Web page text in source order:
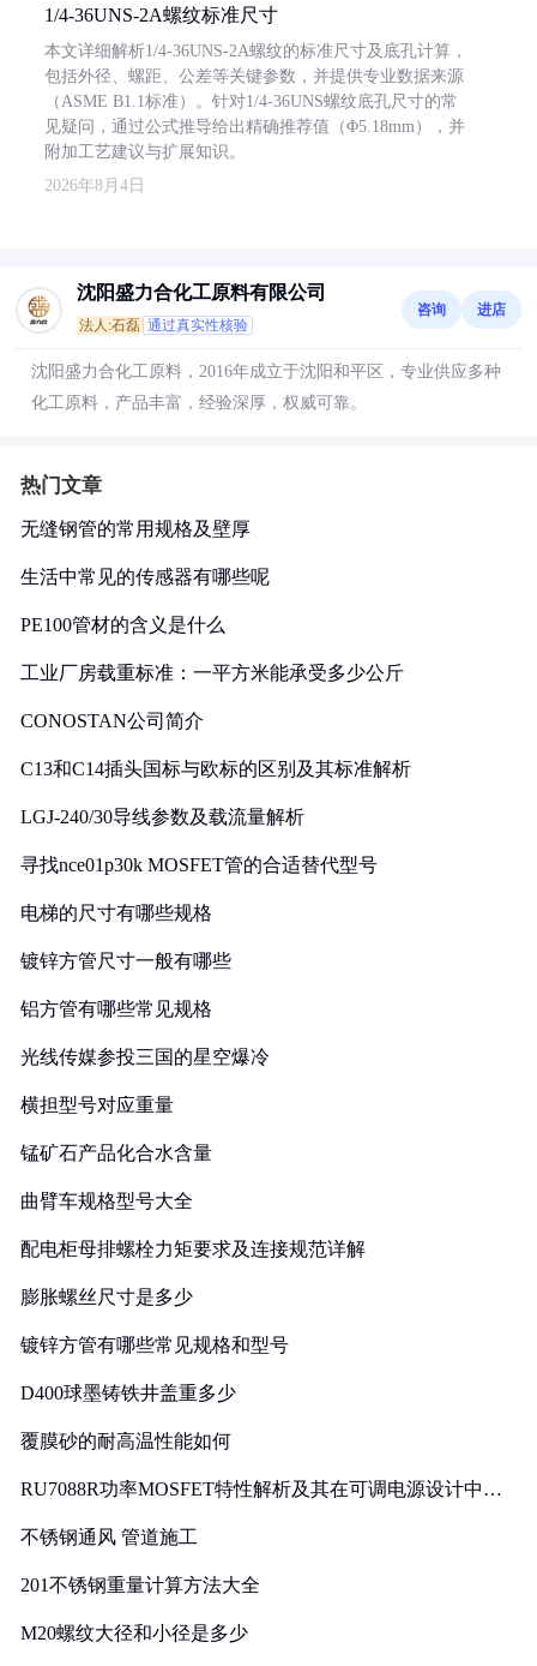
1/4-36UNS-2A螺纹标准尺寸
本文详细解析1/4-36UNS-2A螺纹的标准尺寸及底孔计算，
包括外径、螺距、公差等关键参数，并提供专业数据来源
（ASME B1.1标准）。针对1/4-36UNS螺纹底孔尺寸的常
见疑问，通过公式推导给出精确推荐值（Φ5.18mm），并
附加工艺建议与扩展知识。
2026年8月4日
沈阳盛力合化工原料有限公司
法人:石磊 通过真实性核验
咨询 进店
沈阳盛力合化工原料，2016年成立于沈阳和平区，专业供应多种
化工原料，产品丰富，经验深厚，权威可靠。
热门文章
无缝钢管的常用规格及壁厚
生活中常见的传感器有哪些呢
PE100管材的含义是什么
工业厂房载重标准：一平方米能承受多少公斤
CONOSTAN公司简介
C13和C14插头国标与欧标的区别及其标准解析
LGJ-240/30导线参数及载流量解析
寻找nce01p30k MOSFET管的合适替代型号
电梯的尺寸有哪些规格
镀锌方管尺寸一般有哪些
铝方管有哪些常见规格
光线传媒参投三国的星空爆冷
横担型号对应重量
锰矿石产品化合水含量
曲臂车规格型号大全
配电柜母排螺栓力矩要求及连接规范详解
膨胀螺丝尺寸是多少
镀锌方管有哪些常见规格和型号
D400球墨铸铁井盖重多少
覆膜砂的耐高温性能如何
RU7088R功率MOSFET特性解析及其在可调电源设计中的
不锈钢通风 管道施工
201不锈钢重量计算方法大全
M20螺纹大径和小径是多少